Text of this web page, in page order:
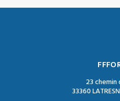
23 chemin
33360